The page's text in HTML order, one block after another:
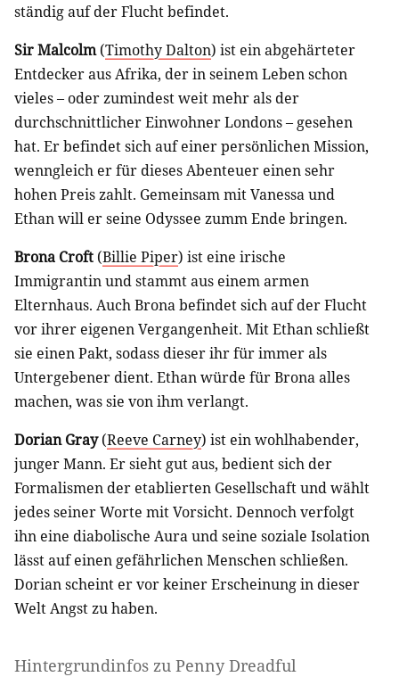
ständig auf der Flucht befindet.
Sir Malcolm(Timothy Dalton) ist ein abgehärteter
Entdecker aus Afrika, der in seinem Leben schon
vieles – oder zumindest weit mehr als der
durchschnittlicher Einwohner Londons – gesehen
hat. Er befindet sich auf einer persönlichen Mission,
wenngleich er für dieses Abenteuer einen sehr
hohen Preis zahlt. Gemeinsam mit Vanessa und
Ethan will er seine Odyssee zumm Ende bringen.
Brona Croft (Billie Piper) ist eine irische
Immigrantin und stammt aus einem armen
Elternhaus. Auch Brona befindet sich auf der Flucht
vor ihrer eigenen Vergangenheit. Mit Ethan schließt
sie einen Pakt, sodass dieser ihr für immer als
Untergebener dient. Ethan würde für Brona alles
machen, was sie von ihm verlangt.
Dorian Gray(Reeve Carney) ist ein wohlhabender,
junger Mann. Er sieht gut aus, bedient sich der
Formalismen der etablierten Gesellschaft und wählt
jedes seiner Worte mit Vorsicht. Dennoch verfolgt
ihn eine diabolische Aura und seine soziale Isolation
lässt auf einen gefährlichen Menschen schließen.
Dorian scheint er vor keiner Erscheinung in dieser
Welt Angst zu haben.
Hintergrundinfos zu Penny Dreadful